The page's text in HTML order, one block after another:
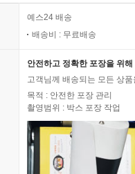
예스24 배송
배송비 : 무료배송
안전하고 정확한 포장을 위
고객님께 배송되는 모든 상
목적 : 안전한 포장 관리
촬영범위 : 박스 포장 작업